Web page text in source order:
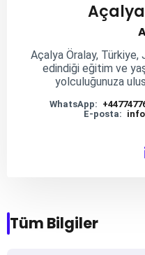
Açalya Öralay, Türkiye,
edindiği eğitim ve
yolculuğunuza
WhatsApp:
E-posta:
Tüm Bilgiler